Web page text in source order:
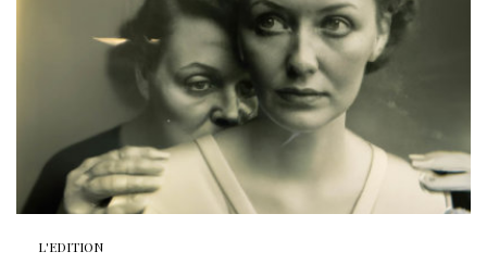
L'EDITION